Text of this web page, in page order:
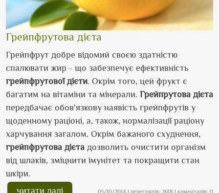
Грейпфрутова дієта
Грейпфрут добре відомий своєю здатністю
спалювати жир - що забезпечує ефективність
грейпфрутової дієти. Окрім того, цей фрукт є
багатим на вітаміни та мінерали. Грейпрутова дієта
передбачає обов'язкову наявість грейпфрутів у
щоденному раціоні, а, також, нормалізації раціону
харчування загалом. Окрім бажаного схуднення,
грейпфрутова дієта дозволить очистити організм
від шлаків, зміцнити імунітет та покращити стан
шкіри.
читати далі
05/10/2014 | переглядів: 2618 | коментарів: 0